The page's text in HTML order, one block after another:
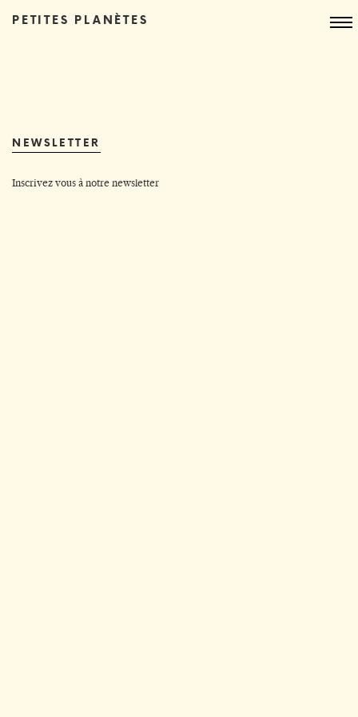
PETITES PLANÈTES
NEWSLETTER
Inscrivez vous à notre newsletter